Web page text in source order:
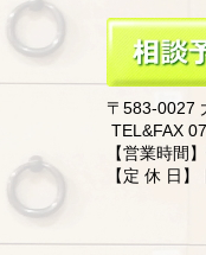
〒583-0027
TEL&FAX
【営業時間
【定 休 日